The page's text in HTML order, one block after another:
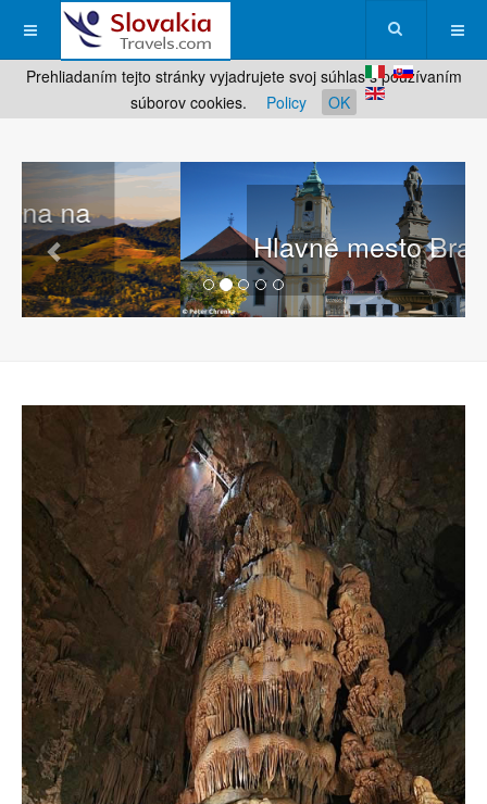
Prehliadaním tejto stránky vyjadrujete svoj súhlas s používaním
súborov cookies.
Policy OK
Hlavné mesto Bratislava